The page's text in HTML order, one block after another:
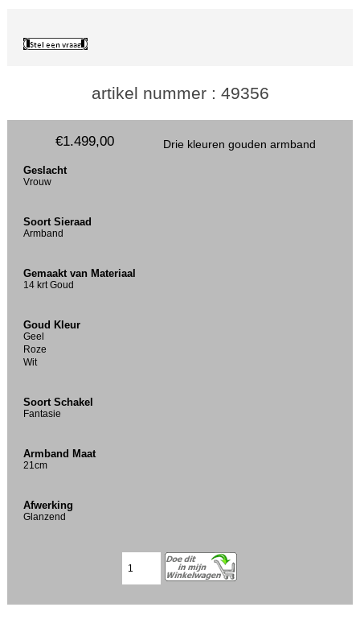
artikel nummer : 49356
Drie kleuren gouden armband
€1.499,00
Geslacht
Vrouw
Soort Sieraad
Armband
Gemaakt van Materiaal
14 krt Goud
Goud Kleur
Geel
Roze
Wit
Soort Schakel
Fantasie
Armband Maat
21cm
Afwerking
Glanzend